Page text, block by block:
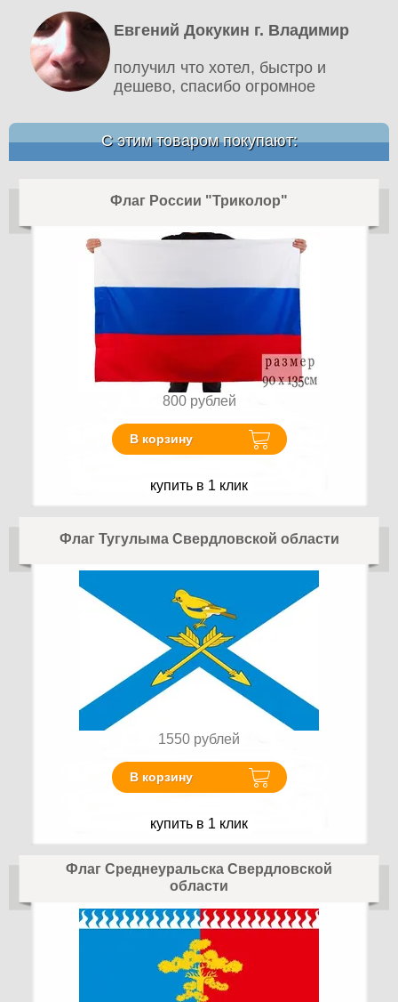
Евгений Докукин г. Владимир
получил что хотел, быстро и
дешево, спасибо огромное
С этим товаром покупают:
Флаг России "Триколор"
800 рублей
В корзину
купить в 1 клик
Флаг Тугулыма Свердловской области
1550 рублей
В корзину
купить в 1 клик
Флаг Среднеуральска Свердловской
области